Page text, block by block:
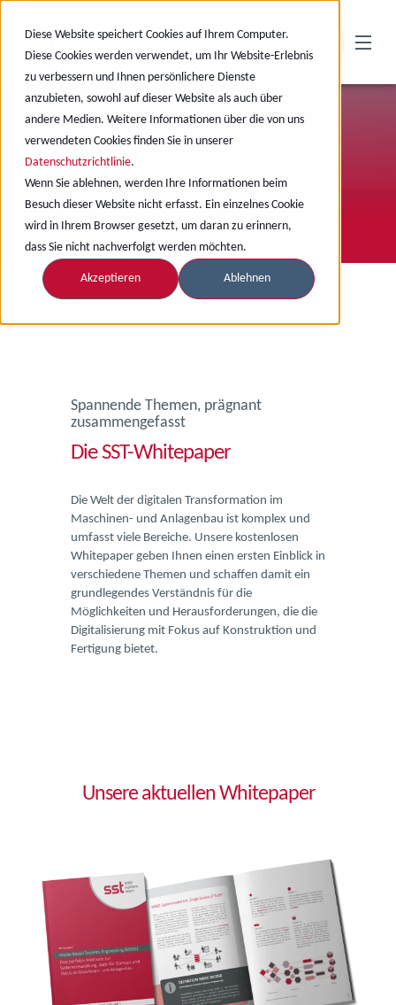
Diese Website speichert Cookies auf Ihrem Computer.
Diese Cookies werden verwendet, um Ihr Website-Erlebnis
zu verbessern und Ihnen persönlichere Dienste
anzubieten, sowohl auf dieser Website als auch über
andere Medien. Weitere Informationen über die von uns
verwendeten Cookies finden Sie in unserer
Datenschutzrichtlinie.
Wenn Sie ablehnen, werden Ihre Informationen beim
Besuch dieser Website nicht erfasst. Ein einzelnes Cookie
wird in Ihrem Browser gesetzt, um daran zu erinnern,
dass Sie nicht nachverfolgt werden möchten.
Akzeptieren Ablehnen
WIR SCHAFFEN VORSPRUNG
Aktuelles
Spannende Themen, prägnant
zusammengefasst
Die SST-Whitepaper
Die Welt der digitalen Transformation im
Maschinen- und Anlagenbau ist komplex und
umfasst viele Bereiche. Unsere kostenlosen
Whitepaper geben Ihnen einen ersten Einblick in
verschiedene Themen und schaffen damit ein
grundlegendes Verständnis für die
Möglichkeiten und Herausforderungen, die die
Digitalisierung mit Fokus auf Konstruktion und
Fertigung bietet.
Unsere aktuellen Whitepaper